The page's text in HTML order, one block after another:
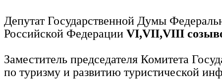
Депутат Государственной Думы
Российской Федерации VI,VII,VIII
Заместитель председателя Комитета
по туризму и развитию туристической